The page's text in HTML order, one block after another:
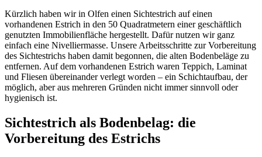
Kürzlich haben wir in Olfen einen Sichtestrich auf einen
vorhandenen Estrich in den 50 Quadratmetern einer geschäftlich
genutzten Immobilienfläche hergestellt. Dafür nutzen wir ganz
einfach eine Nivelliermasse. Unsere Arbeitsschritte zur Vorbereitung
des Sichtestrichs haben damit begonnen, die alten Bodenbeläge zu
entfernen. Auf dem vorhandenen Estrich waren Teppich, Laminat
und Fliesen übereinander verlegt worden – ein Schichtaufbau, der
möglich, aber aus mehreren Gründen nicht immer sinnvoll oder
hygienisch ist.
Sichtestrich als Bodenbelag: die
Vorbereitung des Estrichs